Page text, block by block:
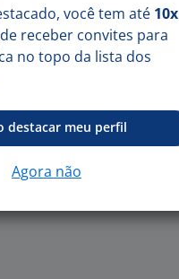
você tem até 10x
de receber convites para
no topo da lista dos
destacar meu perfil
Agora não